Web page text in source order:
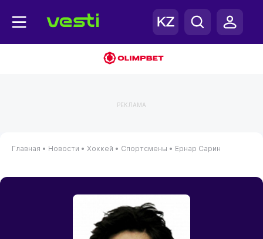
РЕКЛАМА
Главная • Новости • Хоккей • Спортсмены • Ернар Сарин